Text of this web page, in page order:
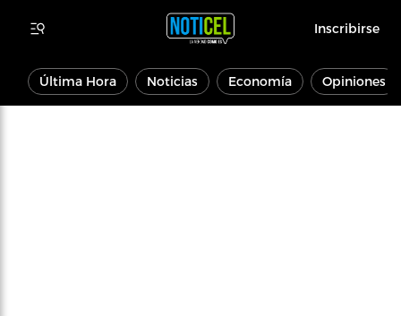
Inscribirse
Última Hora Noticias Economía Opiniones